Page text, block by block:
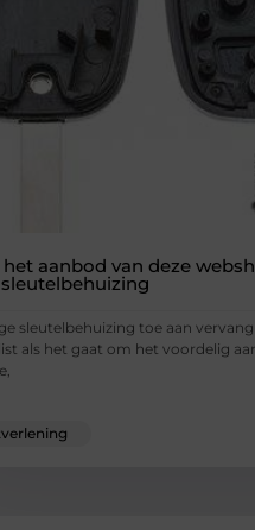
aanbod van deze
sleutelbehuizing toe aan
als het gaat om het voordelig